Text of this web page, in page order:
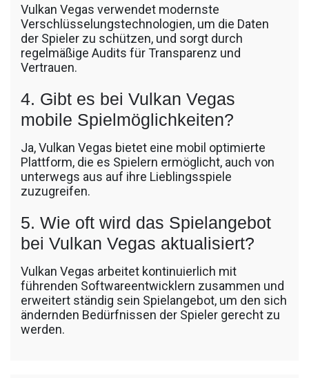
Vulkan Vegas verwendet modernste
Verschlüsselungstechnologien, um die Daten
der Spieler zu schützen, und sorgt durch
regelmäßige Audits für Transparenz und
Vertrauen.
4. Gibt es bei Vulkan Vegas
mobile Spielmöglichkeiten?
Ja, Vulkan Vegas bietet eine mobil optimierte
Plattform, die es Spielern ermöglicht, auch von
unterwegs aus auf ihre Lieblingsspiele
zuzugreifen.
5. Wie oft wird das Spielangebot
bei Vulkan Vegas aktualisiert?
Vulkan Vegas arbeitet kontinuierlich mit
führenden Softwareentwicklern zusammen und
erweitert ständig sein Spielangebot, um den sich
ändernden Bedürfnissen der Spieler gerecht zu
werden.